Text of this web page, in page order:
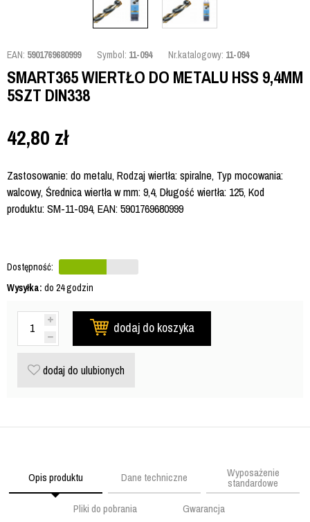
EAN: 5901769680999 Symbol: 11-094 Nr.katalogowy: 11-094
SMART365 WIERTŁO DO METALU HSS 9,4MM
5SZT DIN338
42,80 zł
Zastosowanie: do metalu, Rodzaj wiertła: spiralne, Typ mocowania:
walcowy, Średnica wiertła w mm: 9,4, Długość wiertła: 125, Kod
produktu: SM-11-094, EAN: 5901769680999
Dostępność:
Wysyłka: do 24 godzin
dodaj do koszyka
dodaj do ulubionych
Opis produktu Dane techniczne Wyposażenie
standardowe
Pliki do pobrania
Gwarancja